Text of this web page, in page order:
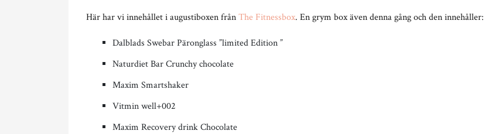
Här har vi innehållet i augustiboxen frånThe Fitnessbox. En grym box även denna gång och den innehåller:
Dalblads Swebar Päronglass ”limited Edition ”
Naturdiet Bar Crunchy chocolate
Maxim Smartshaker
Vitmin well+002
Maxim Recovery drink Chocolate